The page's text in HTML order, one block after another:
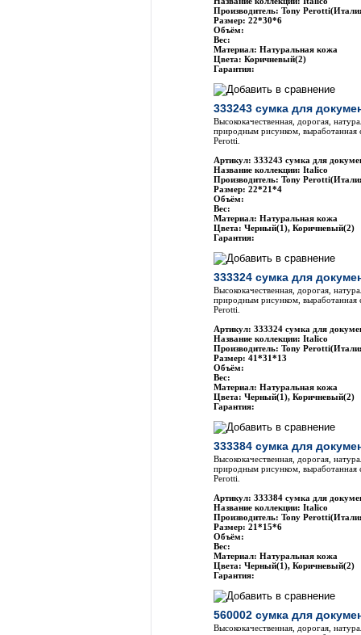
Производитель: Tony
Размер: 22*30*6
Объём:
Вес:
Материал: Натуральная кожа
Цвета: Коричневый(2)
Гарантия:
333243 сумка для
Высококачественная, дорогая,
природным рисунком, выработанная
Perotti.
Артикул: 333243 сумка для
Название коллекции: Italico
Производитель: Tony
Размер: 22*21*4
Объём:
Вес:
Материал: Натуральная кожа
Цвета: Черный(1), Коричневый(2)
Гарантия:
333324 сумка для
Высококачественная, дорогая,
природным рисунком, выработанная
Perotti.
Артикул: 333324 сумка для
Название коллекции: Italico
Производитель: Tony
Размер: 41*31*13
Объём:
Вес:
Материал: Натуральная кожа
Цвета: Черный(1), Коричневый(2)
Гарантия:
333384 сумка для
Высококачественная, дорогая,
природным рисунком, выработанная
Perotti.
Артикул: 333384 сумка для
Название коллекции: Italico
Производитель: Tony
Размер: 21*15*6
Объём:
Вес:
Материал: Натуральная кожа
Цвета: Черный(1), Коричневый(2)
Гарантия:
560002 сумка для
Высококачественная, дорогая,